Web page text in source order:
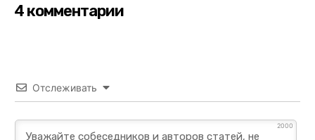
4 комментарии
Отслеживать
2000